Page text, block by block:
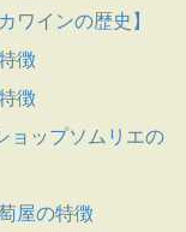
ワインの歴史】
徴
徴
ョップソムリエの
屋の特徴